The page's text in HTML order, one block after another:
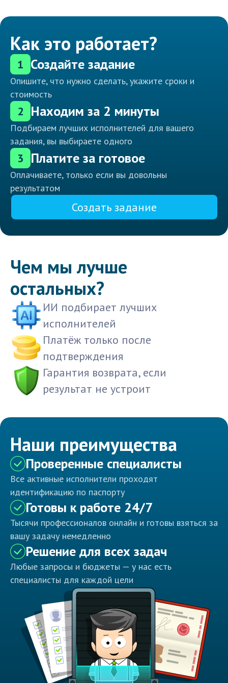
Как это работает?
1 Создайте задание
Опишите, что нужно сделать, укажите сроки и
стоимость
2 Находим за 2 минуты
Подбираем лучших исполнителей для вашего
задания, вы выбираете одного
3 Платите за готовое
Оплачиваете, только если вы довольны
результатом
Создать задание
Чем мы лучше
остальных?
ИИ подбирает лучших
исполнителей
Платёж только после
подтверждения
Гарантия возврата, если
результат не устроит
Наши преимущества
Проверенные специалисты
Все активные исполнители проходят
идентификацию по паспорту
Готовы к работе 24/7
Тысячи профессионалов онлайн и готовы взяться за
вашу задачу немедленно
Решение для всех задач
Любые запросы и бюджеты — у нас есть
специалисты для каждой цели